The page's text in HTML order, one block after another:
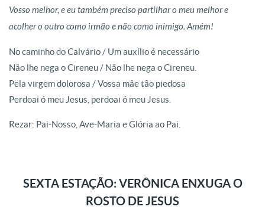
Vosso melhor, e eu também preciso partilhar o meu melhor e
acolher o outro como irmão e não como inimigo. Amém!
No caminho do Calvário / Um auxílio é necessário
Não lhe nega o Cireneu / Não lhe nega o Cireneu.
Pela virgem dolorosa / Vossa mãe tão piedosa
Perdoai ó meu Jesus, perdoai ó meu Jesus.
Rezar: Pai-Nosso, Ave-Maria e Glória ao Pai.
SEXTA ESTAÇÃO: VERÔNICA ENXUGA O
ROSTO DE JESUS